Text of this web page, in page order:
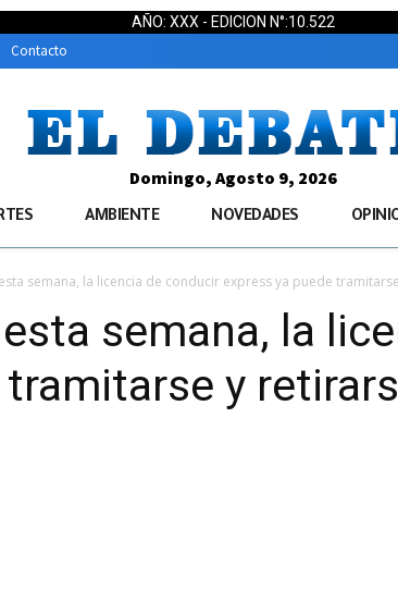
AÑO: XXX - EDICION N°:10.522
Contacto
Domingo, Agosto 9, 2026
AMBIENTE NOVEDADES
esta semana, la licencia de conducir express ya puede
esta semana, la
y